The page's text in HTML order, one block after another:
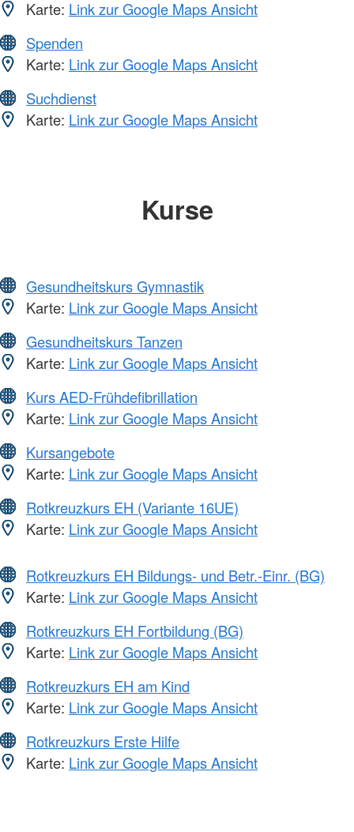
Karte: Link zur Google Maps Ansicht
Spenden
Karte: Link zur Google Maps Ansicht
Suchdienst
Karte: Link zur Google Maps Ansicht
Kurse
Gesundheitskurs Gymnastik
Karte: Link zur Google Maps Ansicht
Gesundheitskurs Tanzen
Karte: Link zur Google Maps Ansicht
Kurs AED-Frühdefibrillation
Karte: Link zur Google Maps Ansicht
Kursangebote
Karte: Link zur Google Maps Ansicht
Rotkreuzkurs EH (Variante 16UE)
Karte: Link zur Google Maps Ansicht
Rotkreuzkurs EH Bildungs- und Betr.-Einr. (BG)
Karte: Link zur Google Maps Ansicht
Rotkreuzkurs EH Fortbildung (BG)
Karte: Link zur Google Maps Ansicht
Rotkreuzkurs EH am Kind
Karte: Link zur Google Maps Ansicht
Rotkreuzkurs Erste Hilfe
Karte: Link zur Google Maps Ansicht